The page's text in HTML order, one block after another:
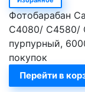
Фотобарабан
C4080/ C4580/
пурпурный,
покупок
Перейти в